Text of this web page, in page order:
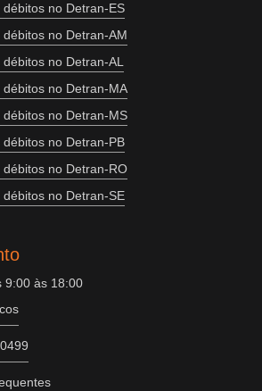
no Detran-ES
no Detran-AM
no Detran-AL
no Detran-MA
no Detran-MS
no Detran-PB
no Detran-RO
no Detran-SE
9:00 às 18:00